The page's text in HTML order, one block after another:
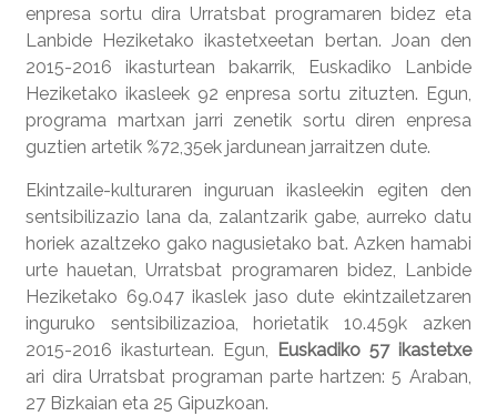
enpresa sortu dira Urratsbat programaren bidez eta
Lanbide Heziketako ikastetxeetan bertan. Joan den
2015-2016 ikasturtean bakarrik, Euskadiko Lanbide
Heziketako ikasleek 92 enpresa sortu zituzten. Egun,
programa martxan jarri zenetik sortu diren enpresa
guztien artetik %72,35ek jardunean jarraitzen dute.
Ekintzaile-kulturaren inguruan ikasleekin egiten den
sentsibilizazio lana da, zalantzarik gabe, aurreko datu
horiek azaltzeko gako nagusietako bat. Azken hamabi
urte hauetan, Urratsbat programaren bidez, Lanbide
Heziketako 69.047 ikaslek jaso dute ekintzailetzaren
inguruko sentsibilizazioa, horietatik 10.459k azken
2015-2016 ikasturtean. Egun,
Euskadiko 57 ikastetxe
ari dira Urratsbat programan parte hartzen: 5 Araban,
27 Bizkaian eta 25 Gipuzkoan.